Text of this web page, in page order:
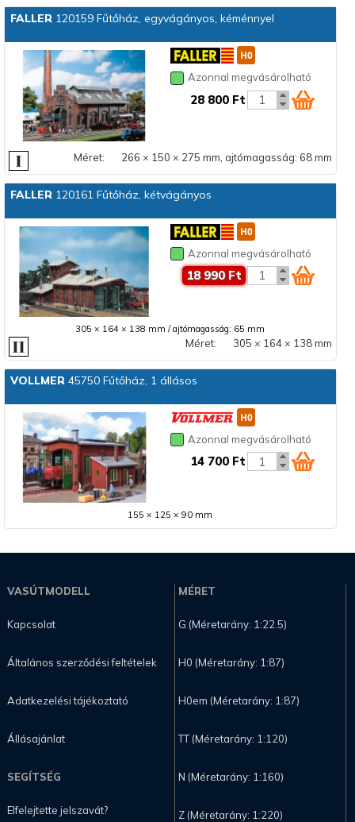
FALLER120159 Fűtőház, egyvágányos, kéménnyel
Azonnal megvásárolható
28 800 Ft
Méret: 266 × 150 × 275 mm, ajtómagasság: 68 mm
FALLER120161 Fűtőház, kétvágányos
Azonnal megvásárolható
18 990 Ft
305 × 164 × 138 mm / ajtómagasság: 65 mm
Méret: 305 × 164 × 138 mm
VOLLMER45750 Fűtőház, 1 állásos
Azonnal megvásárolható
14 700 Ft
155 × 125 × 90 mm
VASÚTMODELL
Kapcsolat
Általános szerződési feltételek
Adatkezelési tájékoztató
Állásajánlat
SEGÍTSÉG
Elfelejtette jelszavát?
MÉRET
G (Méretarány: 1:22.5)
H0 (Méretarány: 1:87)
H0em (Méretarány: 1:87)
TT (Méretarány: 1:120)
N (Méretarány: 1:160)
Z (Méretarány: 1:220)